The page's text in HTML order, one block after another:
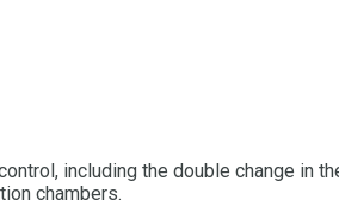
including the double change in
chambers.